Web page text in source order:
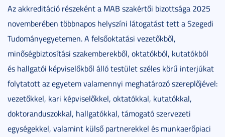
Az akkreditáció részeként a MAB szakértői bizottsága 2025
novemberében többnapos helyszíni látogatást tett a Szegedi
Tudományegyetemen. A felsőoktatási vezetőkből,
minőségbiztosítási szakemberekből, oktatókból, kutatókból
és hallgatói képviselőkből álló testület széles körű interjúkat
folytatott az egyetem valamennyi meghatározó szereplőjével:
vezetőkkel, kari képviselőkkel, oktatókkal, kutatókkal,
doktoranduszokkal, hallgatókkal, támogató szervezeti
egységekkel, valamint külső partnerekkel és munkaerőpiaci